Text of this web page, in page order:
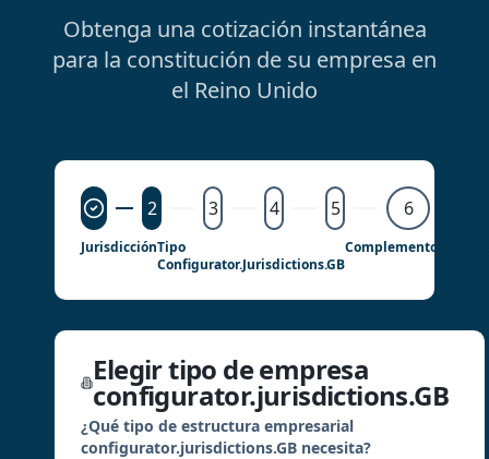
Obtenga una cotización instantánea
para la constitución de su empresa en
el Reino Unido
2 3 4 5 6
JurisdicciónTipo
Configurator.jurisdictions.GB
Complementos
Elegir tipo de empresa
configurator.jurisdictions.GB
¿Qué tipo de estructura empresarial
configurator.jurisdictions.GB necesita?